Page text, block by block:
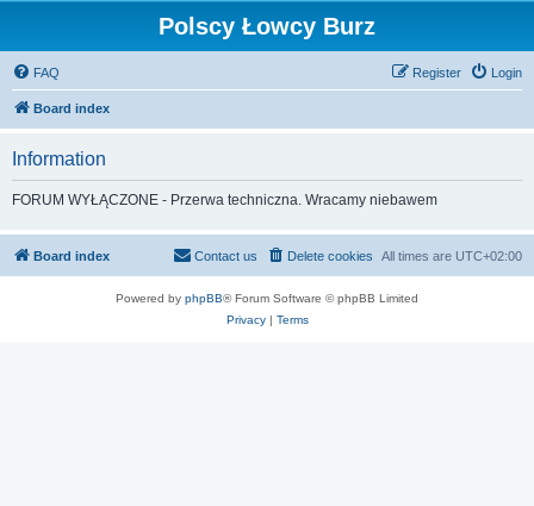
Polscy Łowcy Burz
FAQ Login
Register
Board index
Information
FORUM WYŁĄCZONE - Przerwa techniczna. Wracamy niebawem
Board index All times are UTC+02:00
Delete cookies
Contact us
Powered by phpBB® Forum Software © phpBB Limited
Privacy| Terms